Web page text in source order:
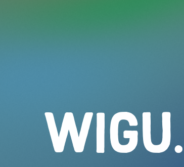
WIGU.